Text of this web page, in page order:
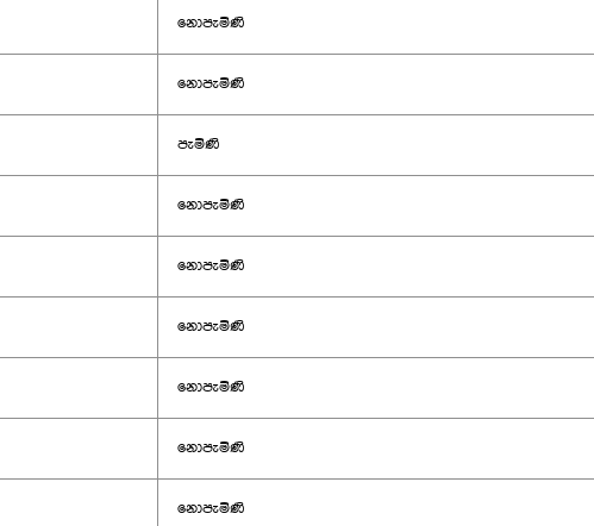
නොපැමිණි
නොපැමිණි
පැමිණි
නොපැමිණි
නොපැමිණි
නොපැමිණි
නොපැමිණි
නොපැමිණි
නොපැමිණි